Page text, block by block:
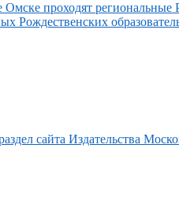
проходят
сайта Издательства